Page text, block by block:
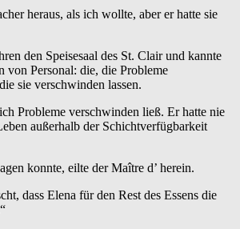
heraus, als ich wollte, aber er hatte sie
den Speisesaal des St. Clair und kannte
von Personal: die, die Probleme
sie verschwinden lassen.
Probleme verschwinden ließ. Er hatte nie
außerhalb der Schichtverfügbarkeit
konnte, eilte der Maître d’ herein.
dass Elena für den Rest des Essens die